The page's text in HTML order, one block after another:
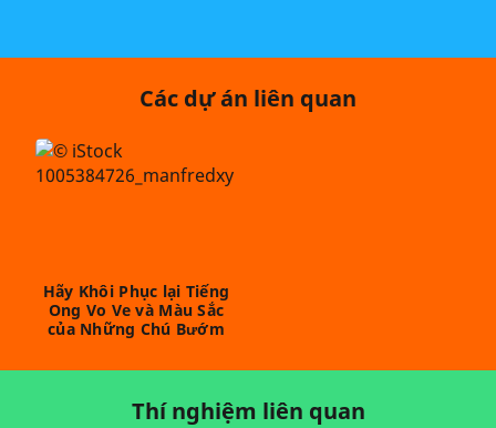
Các dự án liên quan
Hãy Khôi Phục lại Tiếng
Ong Vo Ve và Màu Sắc
của Những Chú Bướm
Thí nghiệm liên quan